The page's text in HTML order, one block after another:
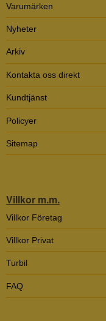
Varumärken
Nyheter
Arkiv
Kontakta oss direkt
Kundtjänst
Policyer
Sitemap
Villkor m.m.
Villkor Företag
Villkor Privat
Turbil
FAQ